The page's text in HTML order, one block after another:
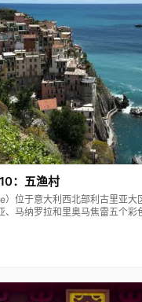
：五渔村
位于意大利西北部利古里亚大
、马纳罗拉和里奥马焦雷五个彩
1997年被列为世界文化遗产。